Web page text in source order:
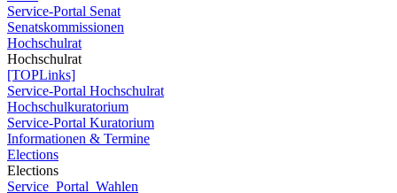
Service-Portal Senat
Senatskommissionen
Hochschulrat
Hochschulrat
[TOPLinks]
Service-Portal Hochschulrat
Hochschulkuratorium
Service-Portal Kuratorium
Informationen & Termine
Elections
Elections
Service_Portal_Wahlen